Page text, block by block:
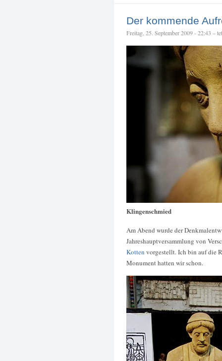
Der kommende
Freitag, 25. September 2009 - 22:43 –
Klingenschmied
Am Abend wurde der
Jahreshauptversammlung von
Kotten vorgestellt. Ich bin auf die
Monument hatten wir schon.